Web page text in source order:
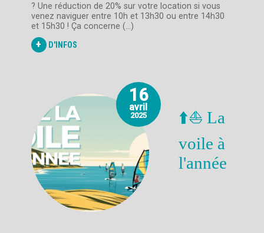
? Une réduction de 20% sur votre location si vous
venez naviguer entre 10h et 13h30 ou entre 14h30
et 15h30 ! Ça concerne (...)
+ D'INFOS
16
avril
2025
⬆️⛵ La
voile à
l'année